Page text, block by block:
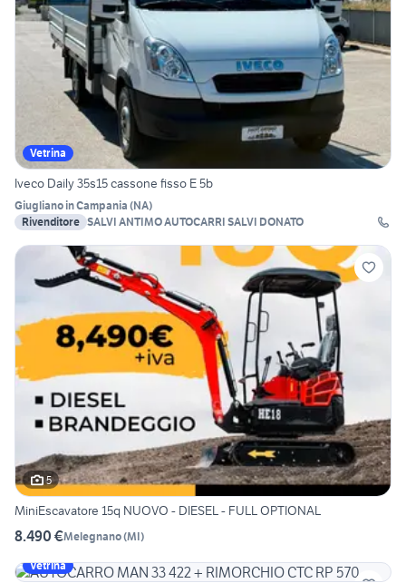
Vetrina
Iveco Daily 35s15 cassone fisso E 5b
Giugliano in Campania (NA)
Rivenditore SALVI ANTIMO AUTOCARRI SALVI DONATO
5
MiniEscavatore 15q NUOVO - DIESEL - FULL OPTIONAL
8.490 €Melegnano(MI)
Vetrina